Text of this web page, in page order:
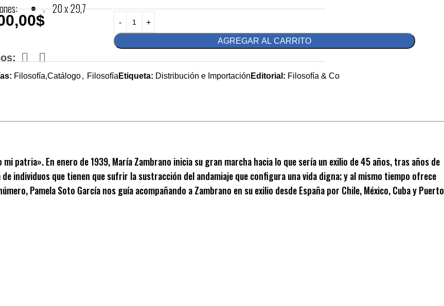
20 x 29,7
$
AGREGAR AL CARRITO
Filosofía,Catálogo, Filosofía Etiqueta: Distribución e Importación Editorial: Filosofía & Co
patria». En enero de 1939, María Zambrano inicia su gran marcha hacia lo que sería un exilio de 45 años, tras años de
individuos que tienen que sufrir la sustracción del andamiaje que configura una vida digna; y al mismo tiempo ofrece
Pamela Soto García nos guía acompañando a Zambrano en su exilio desde España por Chile, México, Cuba y Puerto